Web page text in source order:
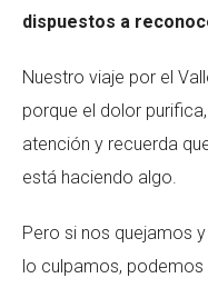
dispuestos a
Nuestro viaje por el
porque el dolor
atención y recuerda
está haciendo algo.
Pero si nos quejamos
lo culpamos, podemos